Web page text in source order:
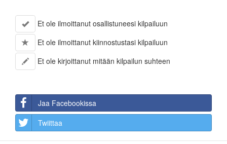
Et ole ilmoittanut osallistuneesi kilpailuun
Et ole ilmoittanut kiinnostustasi kilpailuun
Et ole kirjoittanut mitään kilpailun suhteen
Jaa Facebookissa
Twiittaa